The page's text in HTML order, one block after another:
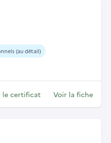
(au détail)
le certificat Voir la fiche